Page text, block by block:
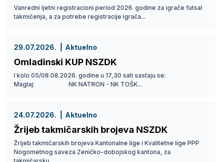
Vanredni ljetni registracioni period 2026. godine za igrače futsal
takmičenja, a za potrebe registracije igrača...
29.07.2026. Aktuelno
Omladinski KUP NSZDK
I kolo 05/08.08.2026. godine u 17,30 sati sastaju se:
Maglaj: NK NATRON - NK TOŠK...
24.07.2026. Aktuelno
Žrijeb takmičarskih brojeva NSZDK
Žrijeb takmičarskih brojeva Kantonalne lige i Kvalitetne lige PPP
Nogometnog saveza Zeničko-dobojskog kantona, za